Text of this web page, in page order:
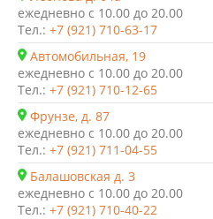
ежедневно с 10.00 до 20.00
Тел.: +7 (921) 710-63-17
Автомобильная, 19
ежедневно с 10.00 до 20.00
Тел.: +7 (921) 710-12-65
Фрунзе, д. 87
ежедневно с 10.00 до 20.00
Тел.: +7 (921) 711-04-55
Балашовская д. 3
ежедневно с 10.00 до 20.00
Тел.: +7 (921) 710-40-22